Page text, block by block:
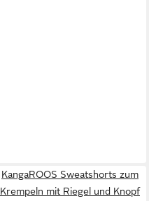
KangaROOS Sweatshorts zum
Krempeln mit Riegel und Knopf